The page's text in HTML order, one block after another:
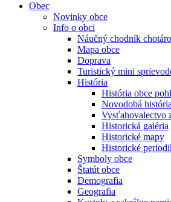
Obec
Novinky obce
Info o obci
Náučný chodník
Mapa obce
Doprava
Turistický mini
História
História obce
Novodobá história
Vysťahovalectvo
Historická galéria
Historické mapy
Historické
Symboly obce
Štatút obce
Demografia
Geografia